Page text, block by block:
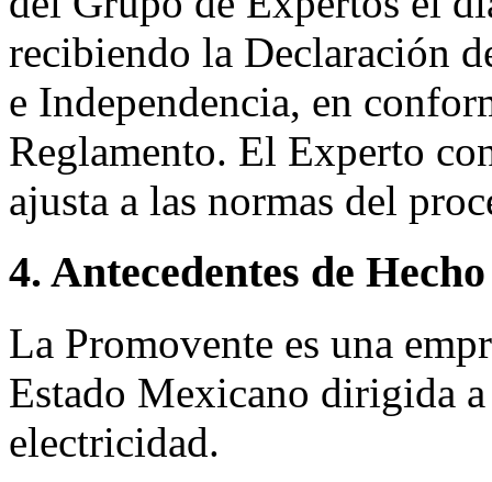
recibiendo la Declaración
e Independencia, en
Reglamento. El Experto
ajusta a las normas del
4. Antecedentes de Hecho
La Promovente es una
Estado Mexicano dirigida
electricidad.